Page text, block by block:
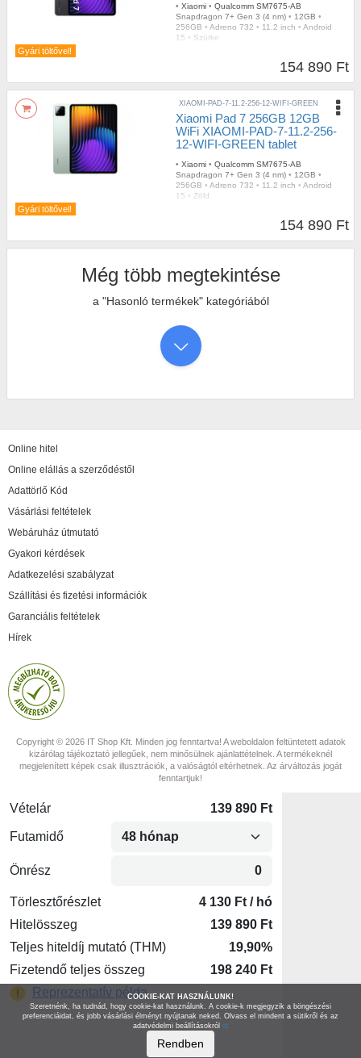
Gyári töltővel!
• Xiaomi • Qualcomm SM7675-AB
Snapdragon 7+ Gen 3 (4 nm) • 12GB •
256GB • Adreno 732 • 11.2 inch • Android
15 • Szürke
154 890 Ft
Gyári töltővel!
XIAOMI-PAD-7-11.2-256-12-WIFI-GREEN
Xiaomi Pad 7 256GB 12GB
WiFi XIAOMI-PAD-7-11.2-256-
12-WIFI-GREEN tablet
• Xiaomi • Qualcomm SM7675-AB
Snapdragon 7+ Gen 3 (4 nm) • 12GB •
256GB • Adreno 732 • 11.2 inch • Android
15 • Zöld
154 890 Ft
Még több megtekintése
a "Hasonló termékek" kategóriából
Online hitel
Online elállás a szerződéstől
Adattörlő Kód
Vásárlási feltételek
Webáruház útmutató
Gyakori kérdések
Adatkezelési szabályzat
Szállítási és fizetési információk
Garanciális feltételek
Hírek
Copyright © 2026 IT Shop Kft. Minden jog fenntartva! A weboldalon feltüntetett adatok
kizárólag tájékoztató jellegűek, nem minősülnek ajánlattételnek. A termékeknél
megjelenített képek csak illusztrációk, a valóságtól eltérhetnek. Az árváltozás jogát
fenntartjuk!
COOKIE-KAT HASZNÁLUNK!
Szeretnénk, ha tudnád, hogy cookie-kat használunk. A cookie-k megjegyzik a böngészési
preferenciáidat, és jobb vásárlási élményt nyújtanak neked. Olvass el mindent a sütikről és az
adatvédelmi beállításokról itt
Rendben